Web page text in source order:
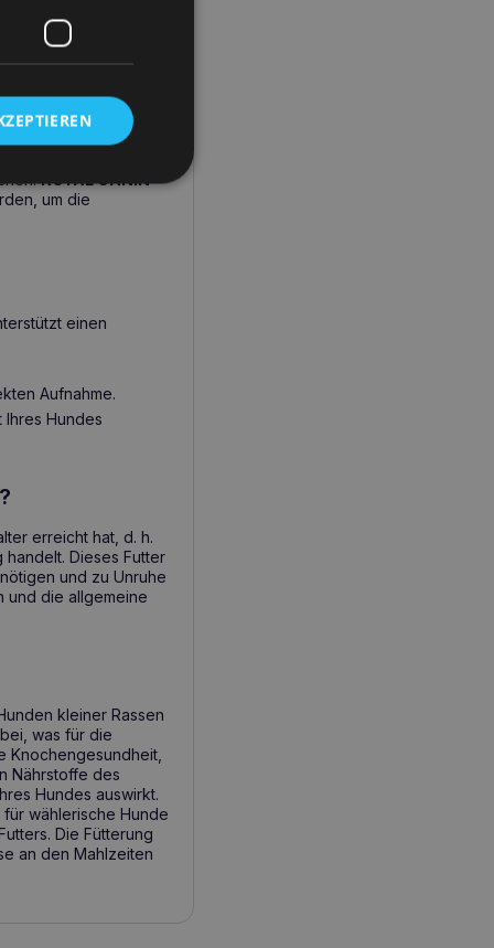
für
ist, sondern
wichtig ist. Die
ROYAL CANIN
um die
einen
Aufnahme.
Ihres Hundes
erreicht hat, d. h.
handelt. Dieses Futter
und zu Unruhe
und die allgemeine
kleiner Rassen
bei, was für die
Knochengesundheit,
Nährstoffe des
Hundes auswirkt.
wählerische Hunde
Die Fütterung
an den Mahlzeiten